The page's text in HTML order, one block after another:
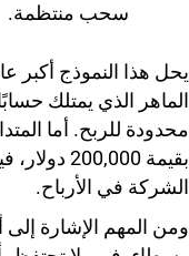
سحب منتظمة.
يحل هذا النموذج أكبر
محدودة للربح. أما
بقيمة
الشركة في الأرباح.
ومن المهم الإشارة